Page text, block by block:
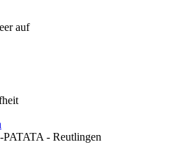
auf
- Reutlingen